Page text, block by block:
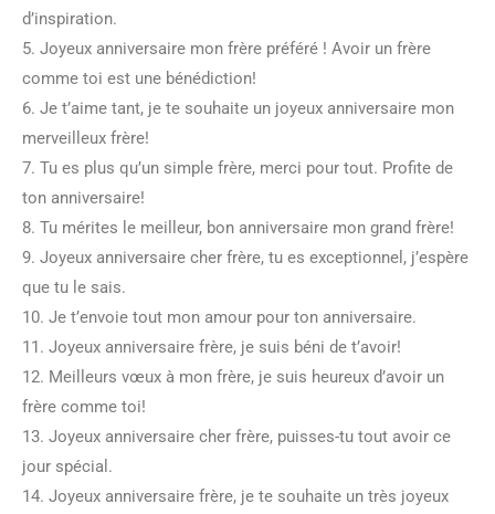
d’inspiration.
5. Joyeux anniversaire mon frère préféré ! Avoir un frère
comme toi est une bénédiction!
6. Je t’aime tant, je te souhaite un joyeux anniversaire mon
merveilleux frère!
7. Tu es plus qu’un simple frère, merci pour tout. Profite de
ton anniversaire!
8. Tu mérites le meilleur, bon anniversaire mon grand frère!
9. Joyeux anniversaire cher frère, tu es exceptionnel, j’espère
que tu le sais.
10. Je t’envoie tout mon amour pour ton anniversaire.
11. Joyeux anniversaire frère, je suis béni de t’avoir!
12. Meilleurs vœux à mon frère, je suis heureux d’avoir un
frère comme toi!
13. Joyeux anniversaire cher frère, puisses-tu tout avoir ce
jour spécial.
14. Joyeux anniversaire frère, je te souhaite un très joyeux